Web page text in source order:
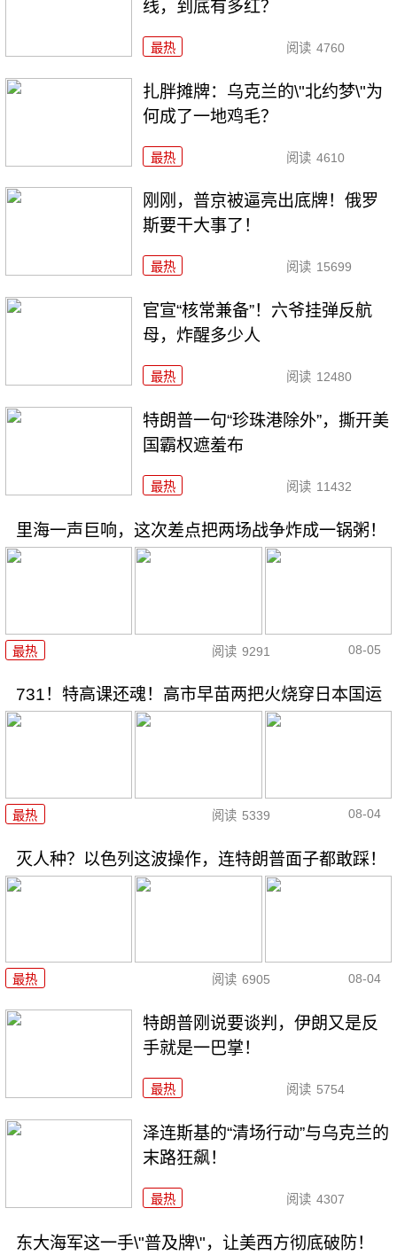
线，到底有多红？
最热 阅读 4760
扎胖摊牌：乌克兰的\"北约梦\"为
何成了一地鸡毛？
最热 阅读 4610
刚刚，普京被逼亮出底牌！俄罗
斯要干大事了！
最热 阅读 15699
官宣“核常兼备”！六爷挂弹反航
母，炸醒多少人
最热 阅读 12480
特朗普一句“珍珠港除外”，撕开美
国霸权遮羞布
最热 阅读 11432
里海一声巨响，这次差点把两场战争炸成一锅粥！
最热 阅读 9291 08-05
731！特高课还魂！高市早苗两把火烧穿日本国运
最热 阅读 5339 08-04
灭人种？以色列这波操作，连特朗普面子都敢踩！
最热 阅读 6905 08-04
特朗普刚说要谈判，伊朗又是反
手就是一巴掌！
最热 阅读 5754
泽连斯基的“清场行动”与乌克兰的
末路狂飙！
最热 阅读 4307
东大海军这一手\"普及牌\"，让美西方彻底破防！